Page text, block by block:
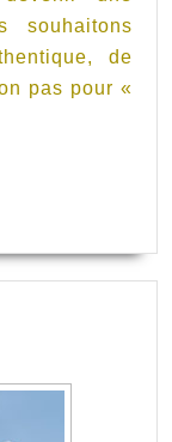
souhaitons
de
pas pour «